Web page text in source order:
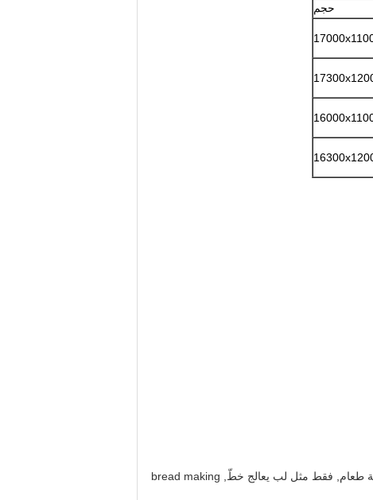
حجم
أيضا أن يذعن مع الطلب من زبون مختلف, نحن استطاع صمّمت ويتقشّر جعلت الكلّ كامل يعالج خطّ من مختلف وجبة خفيفة طعام, فقط مثل لب يعالج خطّ, bread making